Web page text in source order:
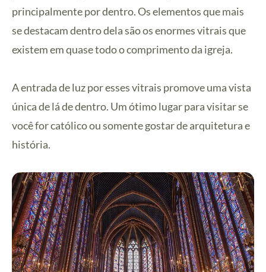
principalmente por dentro. Os elementos que mais
se destacam dentro dela são os enormes vitrais que
existem em quase todo o comprimento da igreja.
A entrada de luz por esses vitrais promove uma vista
única de lá de dentro. Um ótimo lugar para visitar se
você for católico ou somente gostar de arquitetura e
história.